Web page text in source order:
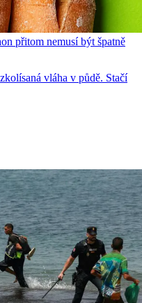
přitom nemusí být špatně
vláha v půdě. Stačí